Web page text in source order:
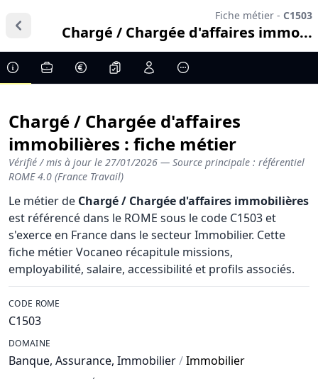
Fiche métier - C1503
Chargé / Chargée d'affaires immo...
Chargé / Chargée d'affaires
immobilières : fiche métier
Vérifié / mis à jour le 27/01/2026 — Source principale : référentiel
ROME 4.0 (France Travail)
Le métier de Chargé / Chargée d'affaires immobilières
est référencé dans le ROME sous le code C1503 et
s'exerce en France dans le secteur Immobilier. Cette
fiche métier Vocaneo récapitule missions,
employabilité, salaire, accessibilité et profils associés.
CODE ROME
C1503
DOMAINE
Banque, Assurance, Immobilier/Immobilier